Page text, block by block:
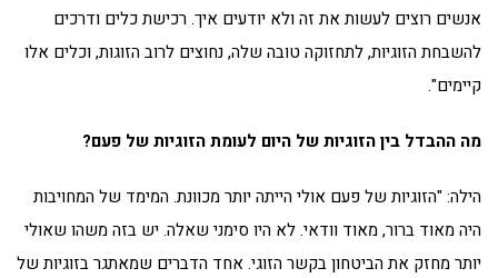
אנשים רוצים לעשות את זה ולא יודעים איך. רכישת כלים ודרכים
להשבחת הזוגיות, לתחזוקה טובה שלה, נחוצים לרוב הזוגות, וכלים אלו
קיימים".
מה ההבדל בין הזוגיות של היום לעומת הזוגיות של פעם?
הילה: "הזוגיות של פעם אולי הייתה יותר מכוונת. המימד של המחויבות
היה מאוד ברור, מאוד וודאי. לא היו סימני שאלה. יש בזה משהו שאולי
יותר מחזק את הביטחון בקשר הזוגי. אחד הדברים שמאתגר בזוגיות של